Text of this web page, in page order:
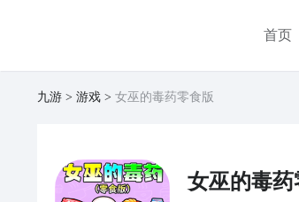
首页
九游 游戏 女巫的毒药零食版
女巫的毒药